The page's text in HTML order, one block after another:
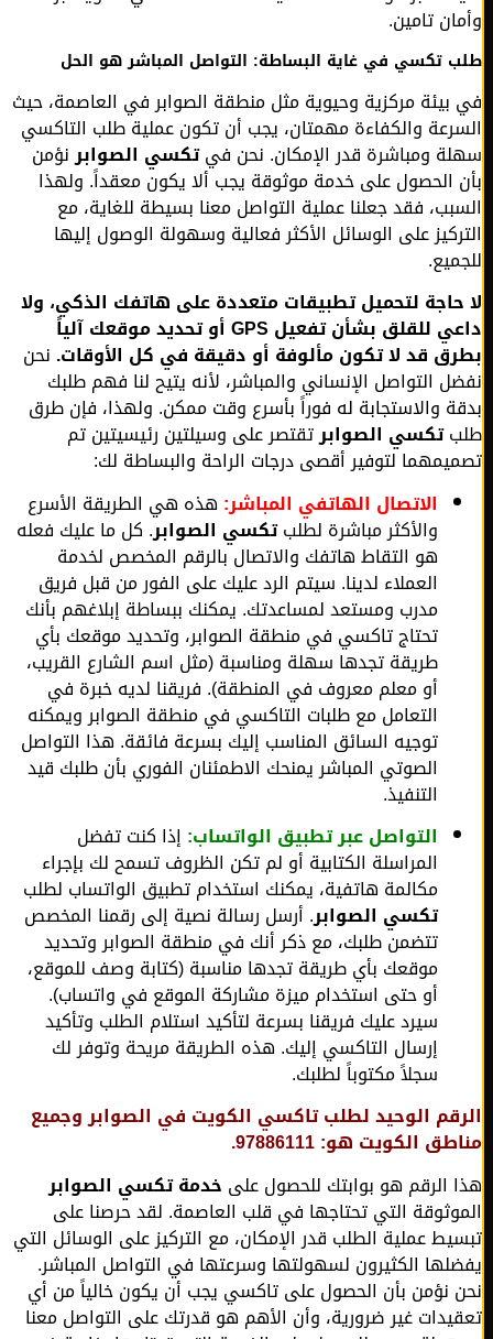
تامين.
تكسي في غاية البساطة: التواصل المباشر هو الحل
مركزية وحيوية مثل منطقة الصوابر في العاصمة، حيث
والكفاءة مهمتان، يجب أن تكون عملية طلب التاكسي
ومباشرة قدر الإمكان. نحن في تكسي الصوابرنؤمن
الحصول على خدمة موثوقة يجب ألا يكون معقداً. ولهذا
فقد جعلنا عملية التواصل معنا بسيطة للغاية، مع
على الوسائل الأكثر فعالية وسهولة الوصول إليها
لتحميل تطبيقات متعددة على هاتفك الذكي، ولا
داعي للقلق بشأن تفعيل GPS أو تحديد موقعك آلياً
قد لا تكون مألوفة أو دقيقة في كل الأوقات.نحن
التواصل الإنساني والمباشر، لأنه يتيح لنا فهم طلبك
والاستجابة له فوراً بأسرع وقت ممكن. ولهذا، فإن طرق
تكسي الصوابرتقتصر على وسيلتين رئيسيتين تم
لتوفير أقصى درجات الراحة والبساطة لك:
الاتصال الهاتفي المباشر:هذه هي الطريقة الأسرع
والأكثر مباشرة لطلبتكسي الصوابر. كل ما عليك فعله
هو التقاط هاتفك والاتصال بالرقم المخصص لخدمة
العملاء لدينا. سيتم الرد عليك على الفور من قبل فريق
مدرب ومستعد لمساعدتك. يمكنك ببساطة إبلاغهم بأنك
تحتاج تاكسي في منطقة الصوابر، وتحديد موقعك بأي
طريقة تجدها سهلة ومناسبة (مثل اسم الشارع القريب،
أو معلم معروف في المنطقة). فريقنا لديه خبرة في
التعامل مع طلبات التاكسي في منطقة الصوابر ويمكنه
توجيه السائق المناسب إليك بسرعة فائقة. هذا التواصل
الصوتي المباشر يمنحك الاطمئنان الفوري بأن طلبك قيد
التنفيذ.
التواصل عبر تطبيق الواتساب:إذا كنت تفضل
المراسلة الكتابية أو لم تكن الظروف تسمح لك بإجراء
مكالمة هاتفية، يمكنك استخدام تطبيق الواتساب لطلب
تكسي الصوابر. أرسل رسالة نصية إلى رقمنا المخصص
تتضمن طلبك، مع ذكر أنك في منطقة الصوابر وتحديد
موقعك بأي طريقة تجدها مناسبة (كتابة وصف للموقع،
أو حتى استخدام ميزة مشاركة الموقع في واتساب).
سيرد عليك فريقنا بسرعة لتأكيد استلام الطلب وتأكيد
إرسال التاكسي إليك. هذه الطريقة مريحة وتوفر لك
سجلاً مكتوباً لطلبك.
الوحيد لطلب تاكسي الكويت في الصوابر وجميع
الكويت هو: 97886111.
الرقم هو بوابتك للحصول علىخدمة تكسي الصوابر
التي تحتاجها في قلب العاصمة. لقد حرصنا على
عملية الطلب قدر الإمكان، مع التركيز على الوسائل التي
الكثيرون لسهولتها وسرعتها في التواصل المباشر.
نؤمن بأن الحصول على تاكسي يجب أن يكون خالياً من أي
غير ضرورية، وأن الأهم هو قدرتك على التواصل معنا